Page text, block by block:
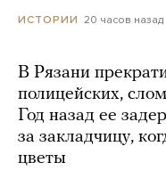
ИСТОРИИ 20 часов назад
В Рязани
полицейских,
Год назад ее
за закладчицу,
цветы